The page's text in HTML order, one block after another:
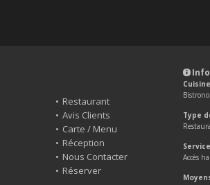
Restaurant
Avis Clients
Carte / Menu
Réception
Nous Contacter
Réserver
Cuisine
Type
Accès